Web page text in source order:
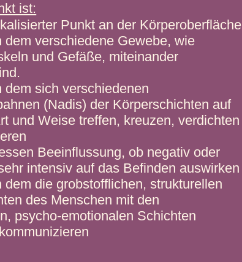
ist:
Punkt an der Körperoberfläche
dem verschiedene Gewebe, wie
und Gefäße, miteinander
dem sich verschiedenen
(Nadis) der Körperschichten auf
und Weise treffen, kreuzen, verdichten
Beeinflussung, ob negativ oder
intensiv auf das Befinden auswirken
dem die grobstofflichen, strukturellen
des Menschen mit den
psycho-emotionalen Schichten